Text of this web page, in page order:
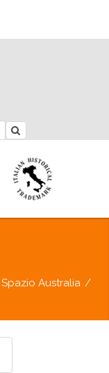
Spazio Australia /